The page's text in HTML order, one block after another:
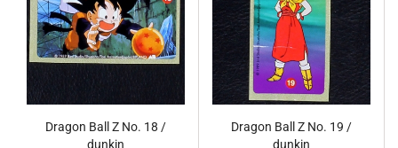
Dragon Ball Z No. 18 /
dunkin
Dragon Ball Z No. 19 /
dunkin